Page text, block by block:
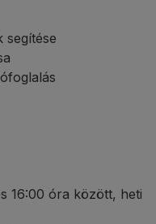
segítése
16:00 óra között, heti